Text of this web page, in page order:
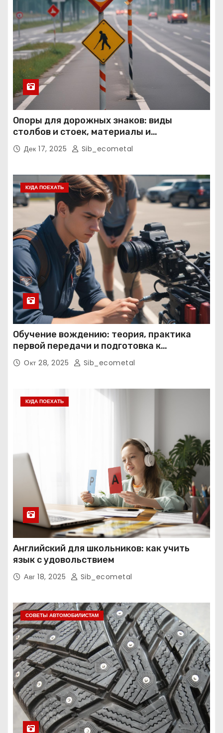
Опоры для дорожных знаков: виды
столбов и стоек, материалы и
нормативные требования
Дек 17, 2025 Sib_ecometal
КУДА ПОЕХАТЬ
Обучение вождению: теория, практика
первой передачи и подготовка к
экзаменам
Окт 28, 2025 Sib_ecometal
КУДА ПОЕХАТЬ
Английский для школьников: как учить
язык с удовольствием
Авг 18, 2025 Sib_ecometal
СОВЕТЫ АВТОМОБИЛИСТАМ